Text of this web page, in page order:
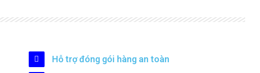
Hỗ trợ đóng gói hàng an toàn